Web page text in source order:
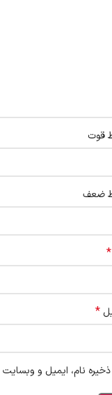
قوت
ضعف
*
*
ذخیره نام، ایمیل و